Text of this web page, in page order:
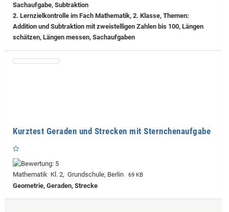
Sachaufgabe, Subtraktion
2. Lernzielkontrolle im Fach Mathematik, 2. Klasse, Themen:
Addition und Subtraktion mit zweistelligen Zahlen bis 100, Längen
schätzen, Längen messen, Sachaufgaben
Kurztest Geraden und Strecken mit Sternchenaufgabe
Mathematik Kl. 2, Grundschule, Berlin 69 KB
Geometrie, Geraden, Strecke